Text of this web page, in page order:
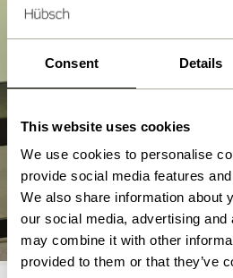
Consent Details
This website uses cookies
We use cookies to personalise
provide social media features
We also share information about
our social media, advertising
may combine it with other
provided to them or that they’ve
Chaises de salle
Allez maintenant